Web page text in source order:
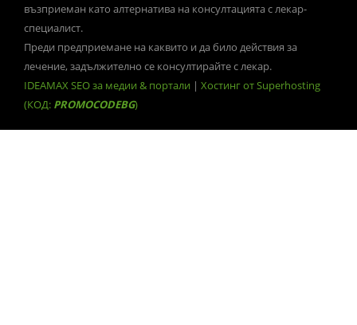
възприеман като алтернатива на консултацията с лекар-
специалист.
Преди предприемане на каквито и да било действия за
лечение, задължително се консултирайте с лекар.
IDEAMAX SEO за медии & портали | Хостинг от Superhosting
(КОД: PROMOCODEBG)